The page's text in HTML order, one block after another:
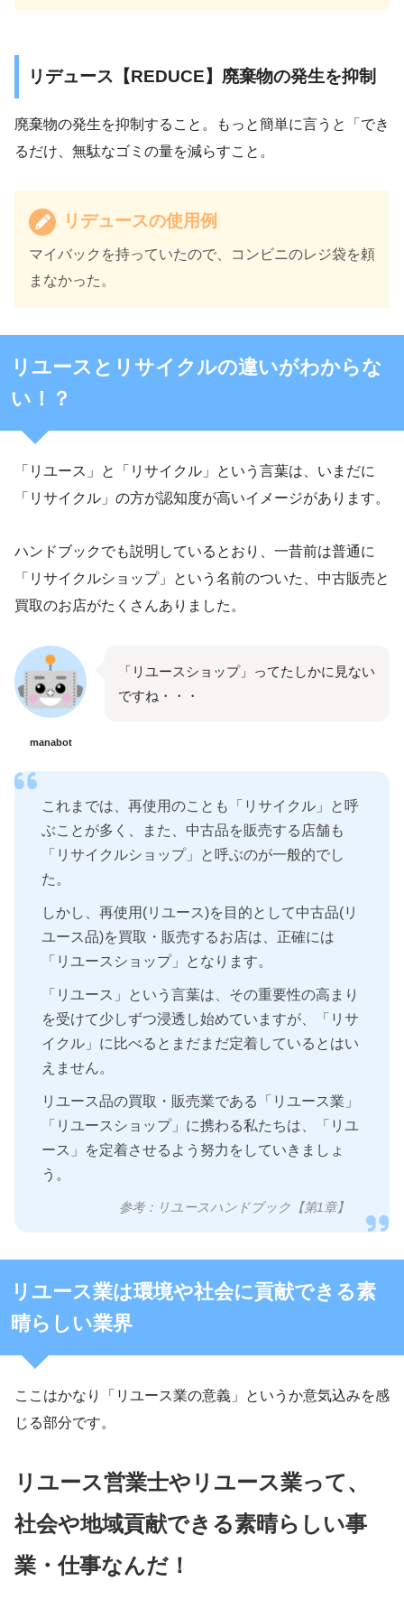
リデュース【REDUCE】廃棄物の発生を抑制
廃棄物の発生を抑制すること。もっと簡単に言うと「でき
るだけ、無駄なゴミの量を減らすこと。
リデュースの使用例
マイバックを持っていたので、コンビニのレジ袋を頼
まなかった。
リユースとリサイクルの違いがわからな
い！？
「リユース」と「リサイクル」という言葉は、いまだに
「リサイクル」の方が認知度が高いイメージがあります。
ハンドブックでも説明しているとおり、一昔前は普通に
「リサイクルショップ」という名前のついた、中古販売と
買取のお店がたくさんありました。
manabot
「リユースショップ」ってたしかに見ない
ですね・・・
これまでは、再使用のことも「リサイクル」と呼
ぶことが多く、また、中古品を販売する店舗も
「リサイクルショップ」と呼ぶのが一般的でし
た。
しかし、再使用(リユース)を目的として中古品(リ
ユース品)を買取・販売するお店は、正確には
「リユースショップ」となります。
「リユース」という言葉は、その重要性の高まり
を受けて少しずつ浸透し始めていますが、「リサ
イクル」に比べるとまだまだ定着しているとはい
えません。
リユース品の買取・販売業である「リユース業」
「リユースショップ」に携わる私たちは、「リユ
ース」を定着させるよう努力をしていきましょ
う。
参考：リユースハンドブック【第1章】
リユース業は環境や社会に貢献できる素
晴らしい業界
ここはかなり「リユース業の意義」というか意気込みを感
じる部分です。
リユース営業士やリユース業って、
社会や地域貢献できる素晴らしい事
業・仕事なんだ！